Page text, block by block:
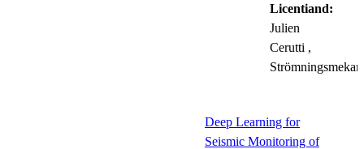
Licentiand:
Julien
Cerutti ,
Deep Learning for
Seismic Monitoring of